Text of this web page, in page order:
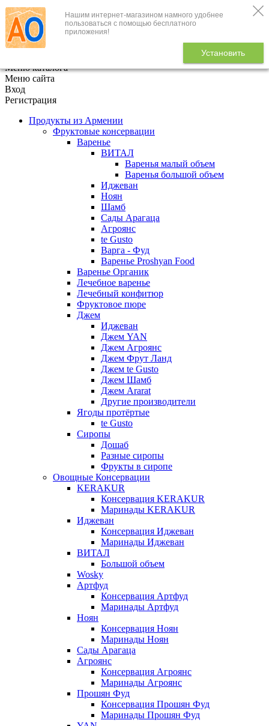
Нашим интернет-магазином намного удобнее
пользоваться с помощью бесплатного
приложения!
Установить
+7 (495) 646-888-1
В корзине
Меню каталога
Меню сайта
Вход
Регистрация
Продукты из Армении
Фруктовые консервации
Варенье
ВИТАЛ
Варенья малый объем
Варенья большой объем
Иджеван
Ноян
Шамб
Сады Арагаца
Агроянс
te Gusto
Варга - Фуд
Варенье Proshyan Food
Варенье Органик
Лечебное варенье
Лечебный конфитюр
Фруктовое пюре
Джем
Иджеван
Джем YAN
Джем Агроянс
Джем Фрут Ланд
Джем te Gusto
Джем Шамб
Джем Ararat
Другие производители
Ягоды протёртые
te Gusto
Сиропы
Дошаб
Разные сиропы
Фрукты в сиропе
Овощные Консервации
KERAKUR
Консервация KERAKUR
Маринады KERAKUR
Иджеван
Консервация Иджеван
Маринады Иджеван
ВИТАЛ
Большой объем
Wosky
Артфуд
Консервация Артфуд
Маринады Артфуд
Ноян
Консервация Ноян
Маринады Ноян
Сады Арагаца
Агроянс
Консервация Агроянс
Маринады Агроянс
Прошян Фуд
Консервация Прошян Фуд
Маринады Прошян Фуд